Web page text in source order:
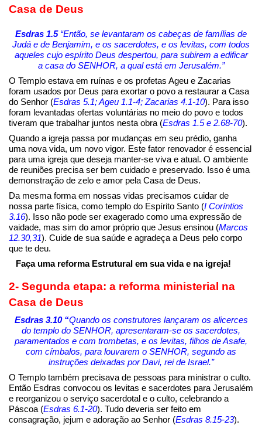
Casa de Deus
Esdras 1.5“Então, se levantaram os cabeças de famílias de
Judá e de Benjamim, e os sacerdotes, e os levitas, com todos
aqueles cujo espírito Deus despertou, para subirem a edificar
a casa do SENHOR, a qual está em Jerusalém.”
O Templo estava em ruínas e os profetas Ageu e Zacarias
foram usados por Deus para exortar o povo a restaurar a Casa
do Senhor (Esdras 5.1; Ageu 1.1-4; Zacarias 4.1-10). Para isso
foram levantadas ofertas voluntárias no meio do povo e todos
tiveram que trabalhar juntos nesta obra (Esdras 1.5 e 2.68-70).
Quando a igreja passa por mudanças em seu prédio, ganha
uma nova vida, um novo vigor. Este fator renovador é essencial
para uma igreja que deseja manter-se viva e atual. O ambiente
de reuniões precisa ser bem cuidado e preservado. Isso é uma
demonstração de zelo e amor pela Casa de Deus.
Da mesma forma em nossas vidas precisamos cuidar de
nossa parte física, como templo do Espírito Santo (I Coríntios
3.16). Isso não pode ser exagerado como uma expressão de
vaidade, mas sim do amor próprio que Jesus ensinou (Marcos
12.30,31). Cuide de sua saúde e agradeça a Deus pelo corpo
que te deu.
Faça uma reforma Estrutural em sua vida e na igreja!
2- Segunda etapa: a reforma ministerial na
Casa de Deus
Esdras 3.10 “Quando os construtores lançaram os alicerces
do templo do SENHOR, apresentaram-se os sacerdotes,
paramentados e com trombetas, e os levitas, filhos de Asafe,
com címbalos, para louvarem o SENHOR, segundo as
instruções deixadas por Davi, rei de Israel.”
O Templo também precisava de pessoas para ministrar o culto.
Então Esdras convocou os levitas e sacerdotes para Jerusalém
e reorganizou o serviço sacerdotal e o culto, celebrando a
Páscoa (Esdras 6.1-20). Tudo deveria ser feito em
consagração, jejum e adoração ao Senhor (Esdras 8.15-23).